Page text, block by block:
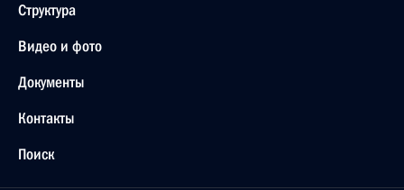
Структура
Видео и фото
Документы
Контакты
Поиск